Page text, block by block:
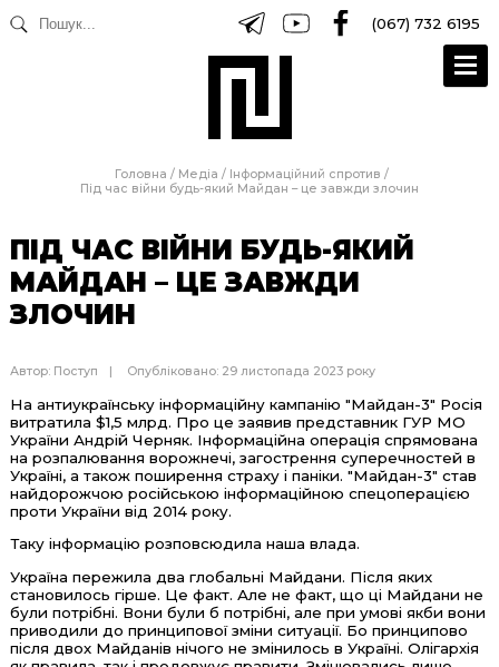
(067) 732 6195
Головна / Медіа / Інформаційний спротив /
Під час війни будь-який Майдан – це завжди злочин
ПІД ЧАС ВІЙНИ БУДЬ-ЯКИЙ
МАЙДАН – ЦЕ ЗАВЖДИ
ЗЛОЧИН
Автор: Поступ Опубліковано: 29 листопада 2023 року
На антиукраїнську інформаційну кампанію "Майдан-3" Росія
витратила $1,5 млрд. Про це заявив представник ГУР МО
України Андрій Черняк. Інформаційна операція спрямована
на розпалювання ворожнечі, загострення суперечностей в
Україні, а також поширення страху і паніки. "Майдан-3" став
найдорожчою російською інформаційною спецоперацією
проти України від 2014 року.
Таку інформацію розповсюдила наша влада.
Україна пережила два глобальні Майдани. Після яких
становилось гірше. Це факт. Але не факт, що ці Майдани не
були потрібні. Вони були б потрібні, але при умові якби вони
приводили до принципової зміни ситуації. Бо принципово
після двох Майданів нічого не змінилось в Україні. Олігархія